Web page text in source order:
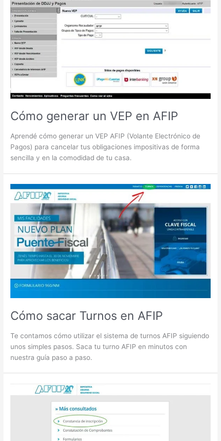
Cómo generar un VEP en AFIP
Aprendé cómo generar un VEP AFIP (Volante Electrónico de
Pagos) para cancelar tus obligaciones impositivas de forma
sencilla y en la comodidad de tu casa.
Cómo sacar Turnos en AFIP
Te contamos cómo utilizar el sistema de turnos AFIP siguiendo
unos simples pasos. Saca tu turno AFIP en minutos con
nuestra guía paso a paso.